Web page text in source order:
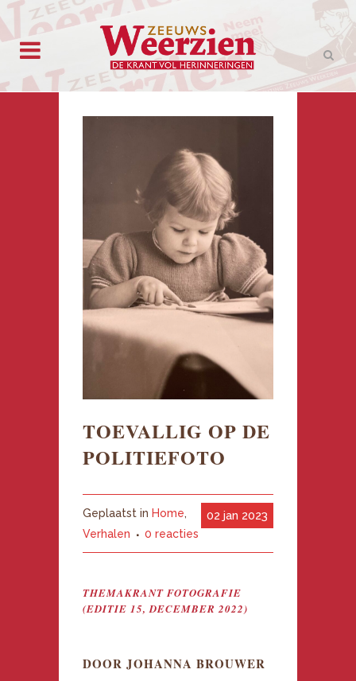
TOEVALLIG OP DE
POLITIEFOTO
02 jan 2023
Geplaatst in Home,
Verhalen
0 reacties
THEMAKRANT FOTOGRAFIE
(EDITIE 15, DECEMBER 2022)
DOOR JOHANNA BROUWER